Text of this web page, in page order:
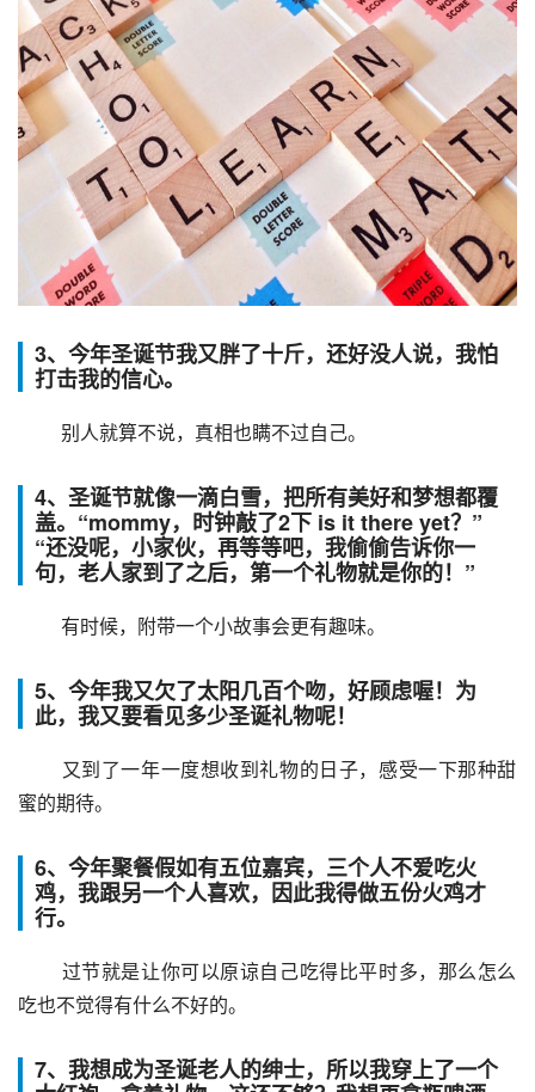
3、今年圣诞节我又胖了十斤，还好没人说，我怕
打击我的信心。
别人就算不说，真相也瞒不过自己。
4、圣诞节就像一滴白雪，把所有美好和梦想都覆
盖。“mommy，时钟敲了2下 is it there yet？”
“还没呢，小家伙，再等等吧，我偷偷告诉你一
句，老人家到了之后，第一个礼物就是你的！”
有时候，附带一个小故事会更有趣味。
5、今年我又欠了太阳几百个吻，好顾虑喔！为
此，我又要看见多少圣诞礼物呢！
蜜的期待。
6、今年聚餐假如有五位嘉宾，三个人不爱吃火
鸡，我跟另一个人喜欢，因此我得做五份火鸡才
行。
吃也不觉得有什么不好的。
7、我想成为圣诞老人的绅士，所以我穿上了一个